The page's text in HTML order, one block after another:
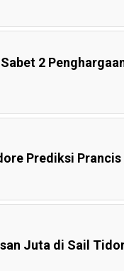
2
Prediksi
Juta di Sail